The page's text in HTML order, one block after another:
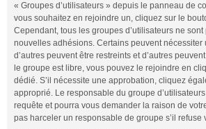
« Groupes d’utilisateurs » depuis le panneau de
vous souhaitez en rejoindre un, cliquez sur le
Cependant, tous les groupes d’utilisateurs ne
nouvelles adhésions. Certains peuvent nécessiter
d’autres peuvent être restreints et d’autres
le groupe est libre, vous pouvez le rejoindre en
dédié. S’il nécessite une approbation, cliquez
approprié. Le responsable du groupe
requête et pourra vous demander la raison de
pas harceler un responsable de groupe s’il refuse